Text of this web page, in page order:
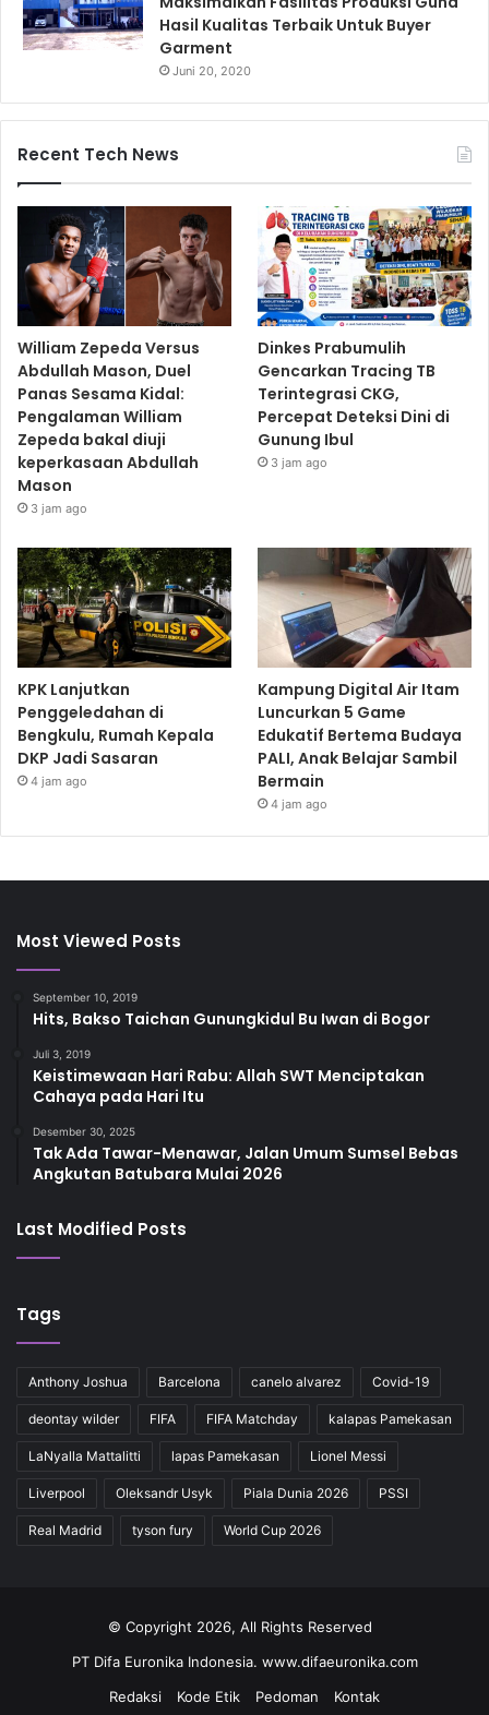
Hasil Kualitas Terbaik Untuk Buyer
Garment
Juni 20, 2020
Recent Tech News
William Zepeda Versus
Abdullah Mason, Duel
Panas Sesama Kidal:
Pengalaman William
Zepeda bakal diuji
keperkasaan Abdullah
Mason
3 jam ago
Dinkes Prabumulih
Gencarkan Tracing TB
Terintegrasi CKG,
Percepat Deteksi Dini di
Gunung Ibul
3 jam ago
KPK Lanjutkan
Penggeledahan di
Bengkulu, Rumah Kepala
DKP Jadi Sasaran
4 jam ago
Kampung Digital Air Itam
Luncurkan 5 Game
Edukatif Bertema Budaya
PALI, Anak Belajar Sambil
Bermain
4 jam ago
Most Viewed Posts
September 10, 2019
Hits, Bakso Taichan Gunungkidul Bu Iwan di Bogor
Juli 3, 2019
Keistimewaan Hari Rabu: Allah SWT Menciptakan
Cahaya pada Hari Itu
Desember 30, 2025
Tak Ada Tawar-Menawar, Jalan Umum Sumsel Bebas
Angkutan Batubara Mulai 2026
Last Modified Posts
Tags
Anthony Joshua Barcelona canelo alvarez Covid-19
deontay wilder FIFA FIFA Matchday kalapas Pamekasan
LaNyalla Mattalitti lapas Pamekasan Lionel Messi
Liverpool Oleksandr Usyk Piala Dunia 2026 PSSI
Real Madrid tyson fury World Cup 2026
© Copyright 2026, All Rights Reserved
PT Difa Euronika Indonesia. www.difaeuronika.com
Redaksi
Kode Etik Pedoman Kontak